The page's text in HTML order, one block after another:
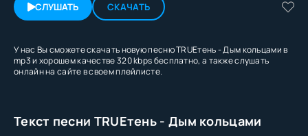
СЛУШАТЬ СКАЧАТЬ
У нас Вы сможете скачать новую песню TRUEтень - Дым кольцами в
mp3 и хорошем качестве 320 kbps бесплатно, а также слушать
онлайн на сайте в своем плейлисте.
Текст песни TRUEтень - Дым кольцами